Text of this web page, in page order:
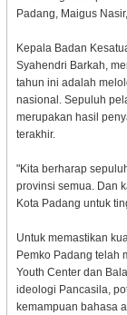
Padang, Maigus
Kepala Badan
Syahendri Barkah,
tahun ini adalah
nasional. Sepuluh
merupakan hasil
terakhir.
"Kita berharap
provinsi semua. Dan
Kota Padang untuk
Untuk memastikan
Pemko Padang telah
Youth Center dan
ideologi Pancasila,
kemampuan bahasa